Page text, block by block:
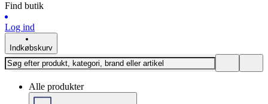
Find butik
Log ind
Indkøbskurv
Alle produkter